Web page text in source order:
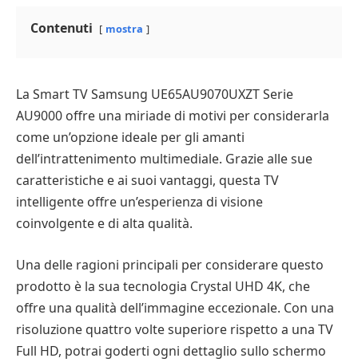
Contenuti mostra
La Smart TV Samsung UE65AU9070UXZT Serie
AU9000 offre una miriade di motivi per considerarla
come un’opzione ideale per gli amanti
dell’intrattenimento multimediale. Grazie alle sue
caratteristiche e ai suoi vantaggi, questa TV
intelligente offre un’esperienza di visione
coinvolgente e di alta qualità.
Una delle ragioni principali per considerare questo
prodotto è la sua tecnologia Crystal UHD 4K, che
offre una qualità dell’immagine eccezionale. Con una
risoluzione quattro volte superiore rispetto a una TV
Full HD, potrai goderti ogni dettaglio sullo schermo